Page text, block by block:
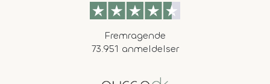
Fremragende
73.951 anmeldelser